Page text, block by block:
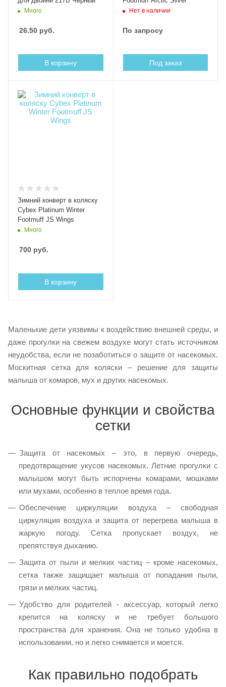
Много
26.50 руб.
В корзину
Нет в наличии
По запросу
Под заказ
Зимний конверт в коляску
Cybex Platinum Winter
Footmuff JS Wings
Много
700 руб.
В корзину
Маленькие дети уязвимы к воздействию внешней среды, и
даже прогулки на свежем воздухе могут стать источником
неудобства, если не позаботиться о защите от насекомых.
Москитная сетка для коляски – решение для защиты
малыша от комаров, мух и других насекомых.
Основные функции и свойства
сетки
Защита от насекомых – это, в первую очередь,
предотвращение укусов насекомых. Летние прогулки с
малышом могут быть испорчены комарами, мошками
или мухами, особенно в теплое время года.
Обеспечение циркуляции воздуха – свободная
циркуляция воздуха и защита от перегрева малыша в
жаркую погоду. Сетка пропускает воздух, не
препятствуя дыханию.
Защита от пыли и мелких частиц – кроме насекомых,
сетка также защищает малыша от попадания пыли,
грязи и мелких частиц.
Удобство для родителей - аксессуар, который легко
крепится на коляску и не требует большого
пространства для хранения. Она не только удобна в
использовании, но и легко снимается и моется.
Как правильно подобрать